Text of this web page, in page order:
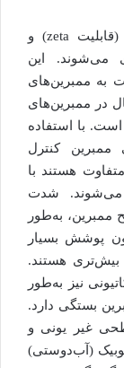
ممبرین‌های پوشش‌دار از نظر بار سطحی (قابلیت zeta) و
می‌شوند. این
به ممبرین‌های
در ممبرین‌های
است. با استفاده
کنترل
هستند با
می‌شوند. شدت
به‌طور
پوشش بسیار
بیش‌تری هستند.
نیز به‌طور
بستگی دارد.
غیر یونی و
(آب‌دوستی)